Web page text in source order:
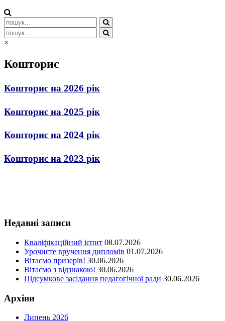
×
Кошторис
Кошторис на 2026 рік
Кошторис на 2025 рік
Кошторис на 2024 рік
Кошторис на 2023 рік
Недавні записи
Кваліфікаційний іспит 08.07.2026
Урочисте вручення дипломів 01.07.2026
Вітаємо призерів! 30.06.2026
Вітаємо з відзнакою! 30.06.2026
Підсумкове засідання педагогічної ради 30.06.2026
Архіви
Липень 2026